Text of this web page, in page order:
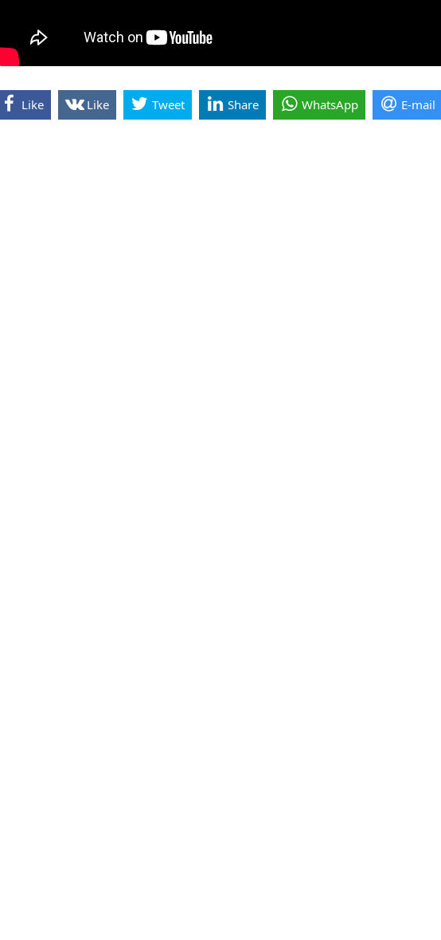
Like Like Tweet Share WhatsApp E-mail